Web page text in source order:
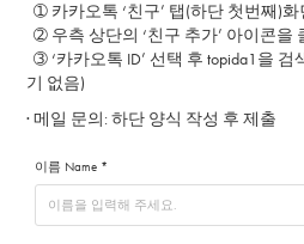
➀ 카카오톡 ‘친구’ 탭(하단 첫번째)화
➁ 우측 상단의 ‘친구 추가’ 아이콘을
➂ ‘카카오톡 ID’ 선택 후 topida1을
기 없음)
· 메일 문의: 하단 양식 작성 후 제출
이름 Name *